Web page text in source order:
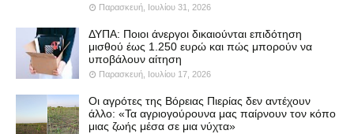
Παρασκευή, Ιουλίου 31, 2026
ΔΥΠΑ: Ποιοι άνεργοι δικαιούνται επιδότηση
μισθού έως 1.250 ευρώ και πώς μπορούν να
υποβάλουν αίτηση
Παρασκευή, Ιουλίου 17, 2026
Οι αγρότες της Βόρειας Πιερίας δεν αντέχουν
άλλο: «Τα αγριογούρουνα μας παίρνουν τον κόπο
μιας ζωής μέσα σε μια νύχτα»